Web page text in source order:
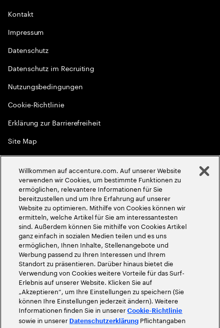
Kontakt
Impressum
Datenschutz
Datenschutz im Recruiting
Nutzungsbedingungen
Cookie-Richtlinie
Erklärung zur Barrierefreiheit
Site Map
Globale Meritokratie
2026Accenture. Alle Rechte vorbehalten
Willkommen auf accenture.com. Auf unserer Website
verwenden wir Cookies, um bestimmte Funktionen zu
ermöglichen, relevantere Informationen für Sie
bereitzustellen und um Ihre Erfahrung auf unserer
Website zu optimieren. Mithilfe von Cookies können wir
ermitteln, welche Artikel für Sie am interessantesten
sind. Außerdem können Sie mithilfe von Cookies Artikel
ganz einfach in sozialen Medien teilen und es uns
ermöglichen, Ihnen Inhalte, Stellenangebote und
Werbung passend zu Ihren Interessen und Ihrem
Standort zu präsentieren. Darüber hinaus bietet die
Verwendung von Cookies weitere Vorteile für das Surf-
Erlebnis auf unserer Website. Klicken Sie auf
„Akzeptieren“, um Ihre Einstellungen zu speichern (Sie
können Ihre Einstellungen jederzeit ändern). Weitere
Informationen finden Sie in unsererCookie-Richtlinie
sowie in unserer Datenschutzerklärung Pflichtangaben